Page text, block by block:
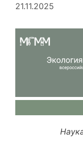
21.11.2025